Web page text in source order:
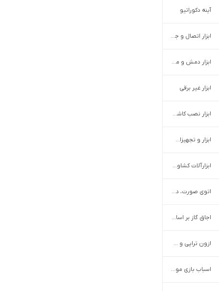
آینه دکوراتیو
ابزار اتصال و جوش
ابزار دمش و مکش
ابزار غیر برقی
ابزار نصب کاشی و سرامیک
ابزار و تجهیزات آرایشی
ابزارآلات کشاورزی و باغبانی
اتوی صورت، درما اف و التراسونیک
اجاق گاز بر اساس برند
ازون تراپی و مایکرومیست مو
اسباب بازی موزیکال